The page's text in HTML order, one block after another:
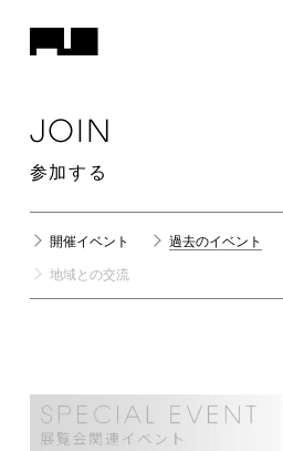
JOIN
参加する
開催イベント 過去のイベント
地域との交流